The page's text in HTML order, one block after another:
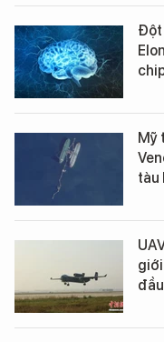
Đột
Mỹ
tàu